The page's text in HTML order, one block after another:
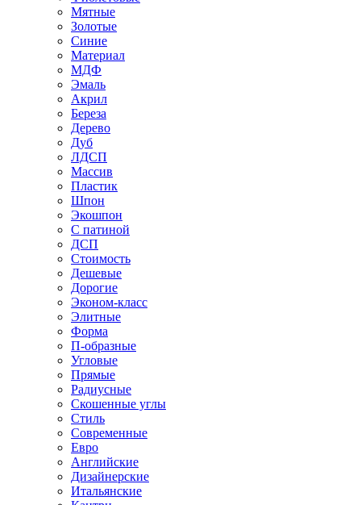
Мятные
Золотые
Синие
Материал
МДФ
Эмаль
Акрил
Береза
Дерево
Дуб
ЛДСП
Массив
Пластик
Шпон
Экошпон
С патиной
ДСП
Стоимость
Дешевые
Дорогие
Эконом-класс
Элитные
Форма
П-образные
Угловые
Прямые
Радиусные
Скошенные углы
Стиль
Современные
Евро
Английские
Дизайнерские
Итальянские